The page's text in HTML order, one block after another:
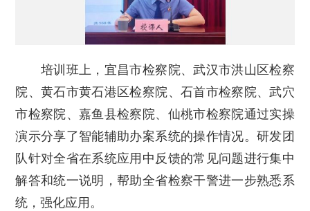
培训班上，宜昌市检察院、武汉市洪山区检察
院、黄石市黄石港区检察院、石首市检察院、武穴
市检察院、嘉鱼县检察院、仙桃市检察院通过实操
演示分享了智能辅助办案系统的操作情况。研发团
队针对全省在系统应用中反馈的常见问题进行集中
解答和统一说明，帮助全省检察干警进一步熟悉系
统，强化应用。